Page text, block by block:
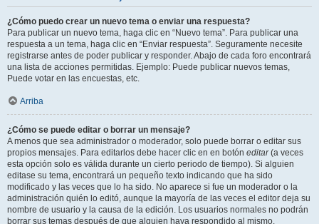
¿Cómo puedo crear un nuevo tema o enviar una respuesta?
Para publicar un nuevo tema, haga clic en “Nuevo tema”. Para publicar una
respuesta a un tema, haga clic en “Enviar respuesta”. Seguramente necesite
registrarse antes de poder publicar y responder. Abajo de cada foro encontrará
una lista de acciones permitidas. Ejemplo: Puede publicar nuevos temas,
Puede votar en las encuestas, etc.
Arriba
¿Cómo se puede editar o borrar un mensaje?
A menos que sea administrador o moderador, solo puede borrar o editar sus
propios mensajes. Para editarlos debe hacer clic en en botón editar(a veces
esta opción solo es válida durante un cierto periodo de tiempo). Si alguien
editase su tema, encontrará un pequeño texto indicando que ha sido
modificado y las veces que lo ha sido. No aparece si fue un moderador o la
administración quién lo editó, aunque la mayoría de las veces el editor deja su
nombre de usuario y la causa de la edición. Los usuarios normales no podrán
borrar sus temas después de que alguien haya respondido al mismo.